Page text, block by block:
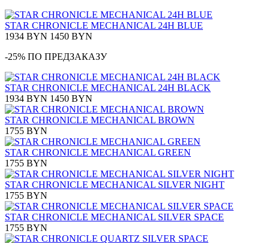
STAR CHRONICLE MECHANICAL 24H BLUE
1934 BYN 1450 BYN
-25% ПО ПРЕДЗАКАЗУ
STAR CHRONICLE MECHANICAL 24H BLACK
1934 BYN 1450 BYN
STAR CHRONICLE MECHANICAL BROWN
1755 BYN
STAR CHRONICLE MECHANICAL GREEN
1755 BYN
STAR CHRONICLE MECHANICAL SILVER NIGHT
1755 BYN
STAR CHRONICLE MECHANICAL SILVER SPACE
1755 BYN